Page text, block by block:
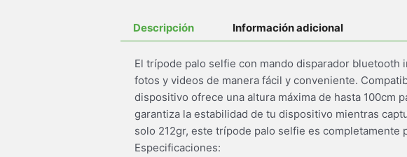
Descripción Información adicional
El trípode palo selfie con mando disparador
fotos y videos de manera fácil y conveniente.
dispositivo ofrece una altura máxima de hasta 100cm
garantiza la estabilidad de tu dispositivo mientras
solo 212gr, este trípode palo selfie es
Especificaciones: